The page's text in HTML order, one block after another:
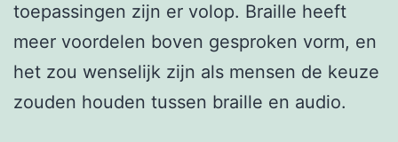
toepassingen zijn er volop. Braille heeft
meer voordelen boven gesproken vorm, en
het zou wenselijk zijn als mensen de keuze
zouden houden tussen braille en audio.